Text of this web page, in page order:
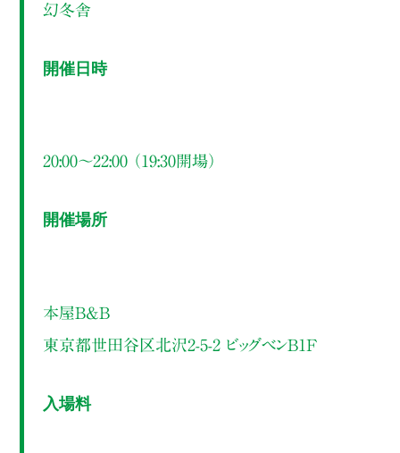
幻冬舎
開催日時
20:00～22:00 （19:30開場）
開催場所
本屋B&B
東京都世田谷区北沢2-5-2 ビッグベンB1F
入場料